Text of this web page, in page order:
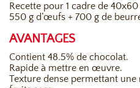
Recette pour 1 cadre de
550 g d’œufs + 700 g de
AVANTAGES
Contient 48.5% de chocolat.
Rapide à mettre en œuvre.
Texture dense permettant